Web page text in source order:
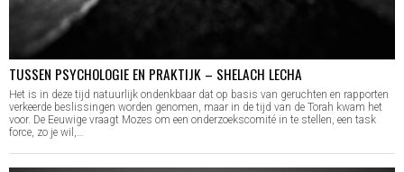
TUSSEN PSYCHOLOGIE EN PRAKTIJK – SHELACH LECHA
Het is in deze tijd natuurlijk ondenkbaar dat op basis van geruchten en rapporten
verkeerde beslissingen worden genomen, maar in de tijd van de Torah kwam het
voor. De Eeuwige vraagt Mozes om een onderzoekscomité in te stellen, een task
force, zo je wil,…